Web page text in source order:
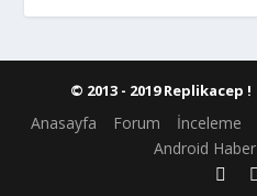
© 2013 - 2019 Replikacep !
Anasayfa Forum İnceleme
Android Haber